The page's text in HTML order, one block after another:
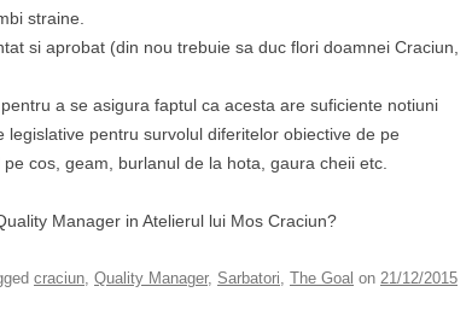
straine.
si aprobat (din nou trebuie sa duc flori doamnei Craciun,
a se asigura faptul ca acesta are suficiente notiuni
pentru survolul diferitelor obiective de pe
cos, geam, burlanul de la hota, gaura cheii etc.
Manager in Atelierul lui Mos Craciun?
craciun, Quality Manager, Sarbatori, The Goal on 21/12/2015